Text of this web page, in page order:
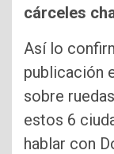
cárceles
Así lo
publicación
sobre
estos 6
hablar con